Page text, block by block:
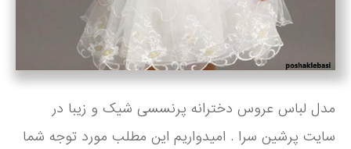
مدل لباس عروس دخترانه پرنسسی شیک و زیبا در
سایت پرشین سرا . امیدواریم این مطلب مورد توجه شما